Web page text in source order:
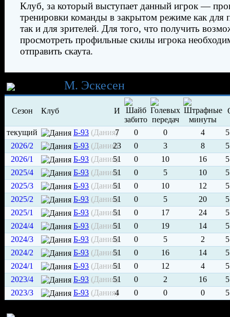
Клуб, за который выступает данный игрок —
тренировки команды в закрытом режиме как для
так и для зрителей. Для того, что получить
просмотреть профильные скилы игрока
отправить скаута.
М. Эскесен
Сезон Клуб И
текущий Б-93 (Дания)7 0 0 4
2026/2
Б-93 (Дания)23 0 3 8
2026/1
Б-93 (Дания)
51 0 10 16
2025/4
Б-93 (Дания)
51 0 5 10
2025/3
Б-93 (Дания)
51 0 10 12
2025/2
Б-93 (Дания)
51 0 5 20
2025/1
Б-93 (Дания)
51 0 17 24
2024/4
Б-93 (Дания)
51 0 19 14
2024/3
Б-93 (Дания)
51 0 5 2
2024/2
Б-93 (Дания)
51 0 16 14
2024/1
Б-93 (Дания)
51 0 12 4
2023/4
Б-93 (Дания)
51 0 2 16
2023/3
Б-93 (Дания)4 0 0 0